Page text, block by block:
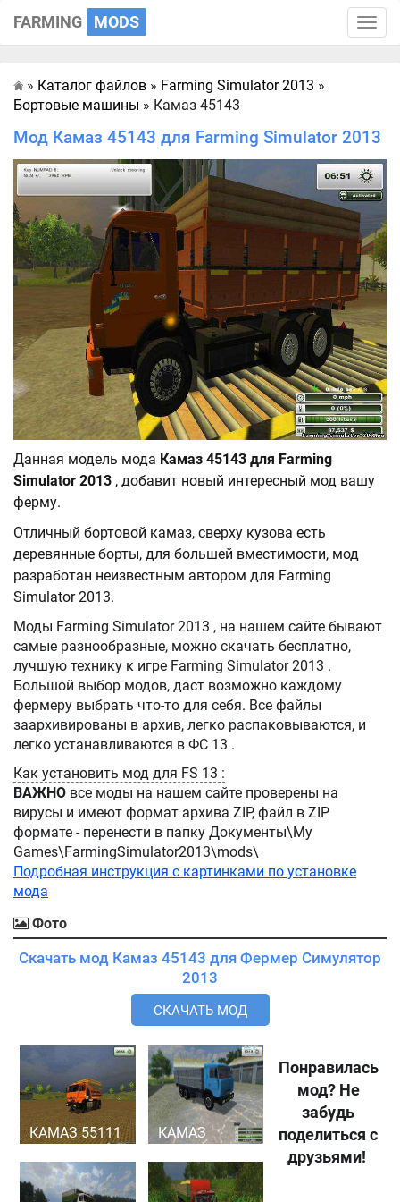
Toggle
FARMING MODS
Главная
» Каталог файлов » Farming Simulator 2013 »
Бортовые машины » Камаз 45143
Мод Камаз 45143 для Farming Simulator 2013
Данная модель мода Камаз 45143 для Farming
Simulator 2013 , добавит новый интересный мод вашу
ферму.
Отличный бортовой камаз, сверху кузова есть
деревянные борты, для большей вместимости, мод
разработан неизвестным автором для Farming
Simulator 2013.
Моды Farming Simulator 2013 , на нашем сайте бывают
самые разнообразные, можно скачать бесплатно,
лучшую технику к игре Farming Simulator 2013 .
Большой выбор модов, даст возможно каждому
фермеру выбрать что-то для себя. Все файлы
заархивированы в архив, легко распаковываются, и
легко устанавливаются в ФС 13 .
Как установить мод для FS 13 :
ВАЖНО все моды на нашем сайте проверены на
вирусы и имеют формат архива ZIP, файл в ZIP
формате - перенести в папку Документы\My
Games\FarmingSimulator2013\mods\
Подробная инструкция с картинками по установке
мода
Фото
Скачать мод Камаз 45143 для Фермер Симулятор
2013
СКАЧАТЬ МОД
КАМАЗ 55111 КАМАЗ
Понравилась
мод? Не
забудь
поделиться с
друзьями!